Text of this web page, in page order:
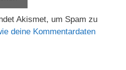
Akismet, um Spam zu
deine Kommentardaten